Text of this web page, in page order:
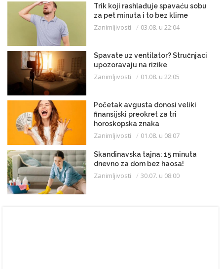
Trik koji rashlađuje spavaću sobu
za pet minuta i to bez klime
Zanimljivosti 03.08. u 22:04
Spavate uz ventilator? Stručnjaci
upozoravaju na rizike
Zanimljivosti 01.08. u 22:05
Početak avgusta donosi veliki
finansijski preokret za tri
horoskopska znaka
Zanimljivosti 01.08. u 08:07
Skandinavska tajna: 15 minuta
dnevno za dom bez haosa!
Zanimljivosti 30.07. u 08:00